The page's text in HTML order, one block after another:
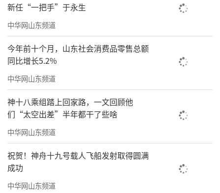
新任“一把手”于永生
中华网山东频道
今年前十个月，山东社会消费品零售总额
同比增长5.2%
中华网山东频道
神十八乘组踏上回家路，一文回顾他
们“太空出差”半年都干了些啥
中华网山东频道
祝贺！神舟十九号载人飞船发射取得圆满
成功
中华网山东频道